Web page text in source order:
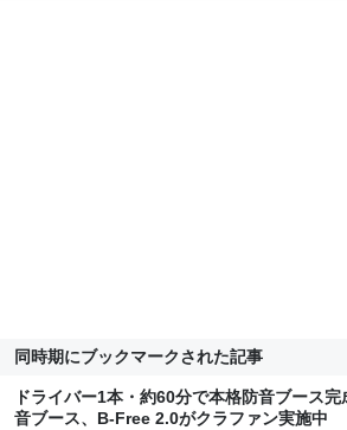
同時期にブックマークされた記事
ドライバー1本・約60分で本格防音ブース
音ブース、B-Free 2.0がクラファン実施中